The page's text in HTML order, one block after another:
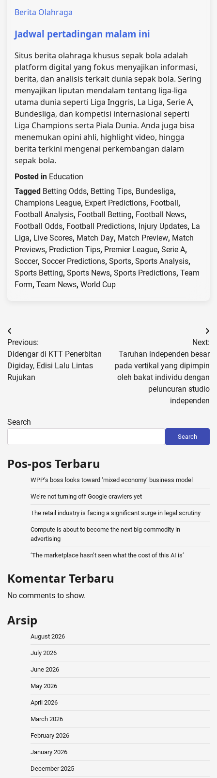
Berita Olahraga
Jadwal pertadingan malam ini
Situs berita olahraga khusus sepak bola adalah
platform digital yang fokus menyajikan informasi,
berita, dan analisis terkait dunia sepak bola. Sering
menyajikan liputan mendalam tentang liga-liga
utama dunia seperti Liga Inggris, La Liga, Serie A,
Bundesliga, dan kompetisi internasional seperti
Liga Champions serta Piala Dunia. Anda juga bisa
menemukan opini ahli, highlight video, hingga
berita terkini mengenai perkembangan dalam
sepak bola.
Posted in Education
Tagged Betting Odds, Betting Tips, Bundesliga,
Champions League, Expert Predictions, Football ,
Football Analysis, Football Betting, Football News,
Football Odds, Football Predictions, Injury Updates, La
Liga, Live Scores, Match Day, Match Preview, Match
Previews, Prediction Tips, Premier League, Serie A,
Soccer, Soccer Predictions, Sports, Sports Analysis,
Sports Betting, Sports News, Sports Predictions, Team
Form, Team News, World Cup
Post
navigation
Previous:
Didengar di KTT Penerbitan
Digiday, Edisi Lalu Lintas
Rujukan
Next:
Taruhan independen besar
pada vertikal yang dipimpin
oleh bakat individu dengan
peluncuran studio
independen
Search
Search
Pos-pos Terbaru
WPP’s boss looks toward ‘mixed economy’ business model
We’re not turning off Google crawlers yet
The retail industry is facing a significant surge in legal scrutiny
Compute is about to become the next big commodity in
advertising
‘The marketplace hasn’t seen what the cost of this AI is’
Komentar Terbaru
No comments to show.
Arsip
August 2026
July 2026
June 2026
May 2026
April 2026
March 2026
February 2026
January 2026
December 2025